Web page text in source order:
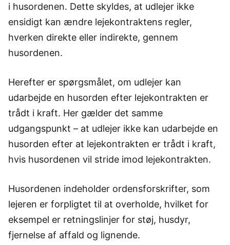
i husordenen. Dette skyldes, at udlejer ikke
ensidigt kan ændre lejekontraktens regler,
hverken direkte eller indirekte, gennem
husordenen.
Herefter er spørgsmålet, om udlejer kan
udarbejde en husorden efter lejekontrakten er
trådt i kraft. Her gælder det samme
udgangspunkt – at udlejer ikke kan udarbejde en
husorden efter at lejekontrakten er trådt i kraft,
hvis husordenen vil stride imod lejekontrakten.
Husordenen indeholder ordensforskrifter, som
lejeren er forpligtet til at overholde, hvilket for
eksempel er retningslinjer for støj, husdyr,
fjernelse af affald og lignende.